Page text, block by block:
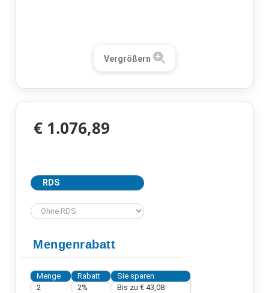
Vergrößern
€ 1.076,89
RDS
Mengenrabatt
Menge Rabatt
Sie sparen
2
2%
Bis zu € 43,08